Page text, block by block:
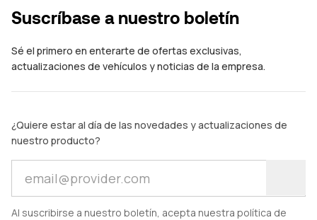
Suscríbase a nuestro boletín
Sé el primero en enterarte de ofertas exclusivas,
actualizaciones de vehículos y noticias de la empresa.
¿Quiere estar al día de las novedades y actualizaciones de
nuestro producto?
Al suscribirse a nuestro boletín, acepta nuestra política de